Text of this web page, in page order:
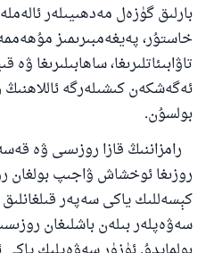
بارلىق گۈزەل مەدھىيىلەر
خاستۇر، پەيغەمبىرىمىز
تاۋابىئاتلىرىغا، ساھابىلىرىغا
ئەگەشكەن كىشىلەرگە
بولسۇن.
رامزاننىڭ قازا روزىسى ۋە
روزىغا ئوخشاش ۋاجىپ بولغان
كېسەللىك ياكى سەپەر
سەۋەپلەر بىلەن باشلىغان